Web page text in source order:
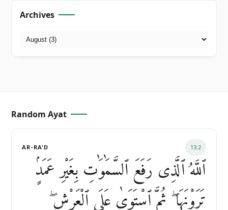
Archives
Random Ayat
AR-RA'D 13:2
ٱللَّهُ ٱلَّذِى رَفَعَ ٱلسَّمَٰوَٰتِ بِغَيْرِ عَمَدٍۢ
تَرَوْنَهَا ۖ ثُمَّ ٱسْتَوَىٰ عَلَى ٱلْعَرْشِ ۖ